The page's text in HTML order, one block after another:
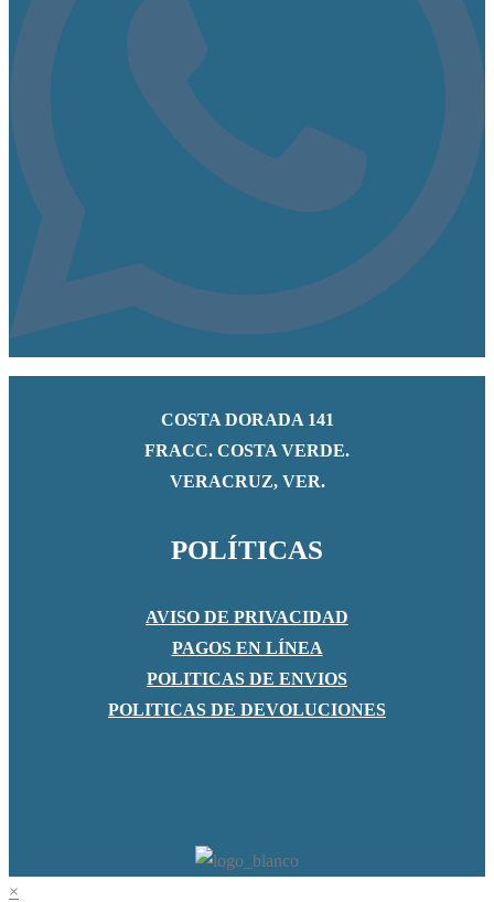
COSTA DORADA 141
FRACC. COSTA VERDE.
VERACRUZ, VER.
POLÍTICAS
AVISO DE PRIVACIDAD
PAGOS EN LÍNEA
POLITICAS DE ENVIOS
POLITICAS DE DEVOLUCIONES
×